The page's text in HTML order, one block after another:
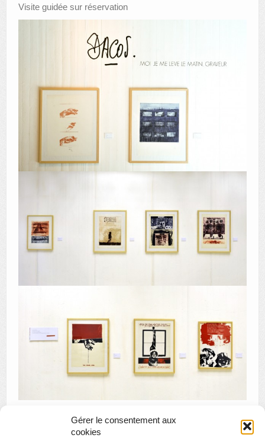
Gérer le consentement aux
cookies
Visite guidée sur réservation
Appel à contribution : 1914-1918